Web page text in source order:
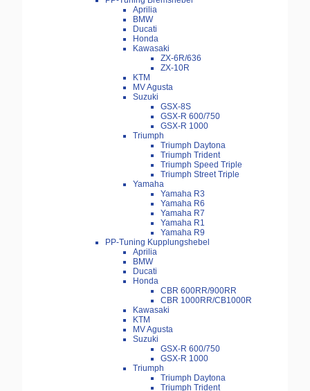
Aprilia
BMW
Ducati
Honda
Kawasaki
ZX-6R/636
ZX-10R
KTM
MV Agusta
Suzuki
GSX-8S
GSX-R 600/750
GSX-R 1000
Triumph
Triumph Daytona
Triumph Trident
Triumph Speed Triple
Triumph Street Triple
Yamaha
Yamaha R3
Yamaha R6
Yamaha R7
Yamaha R1
Yamaha R9
PP-Tuning Kupplungshebel
Aprilia
BMW
Ducati
Honda
CBR 600RR/900RR
CBR 1000RR/CB1000R
Kawasaki
KTM
MV Agusta
Suzuki
GSX-R 600/750
GSX-R 1000
Triumph
Triumph Daytona
Triumph Trident